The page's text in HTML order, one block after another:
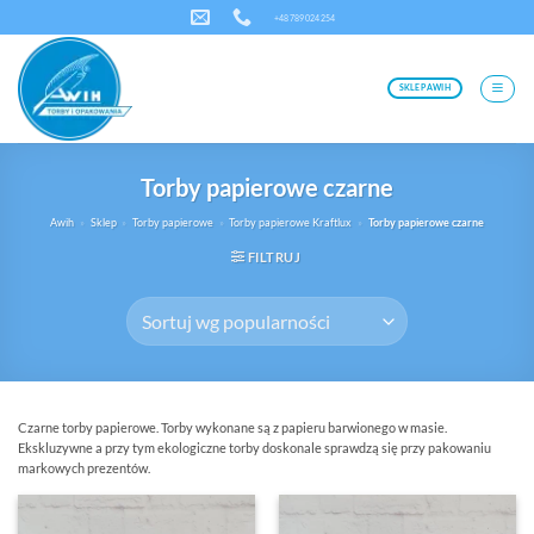
zawartości
+48 789 024 254
SKLEP AWIH
Torby papierowe czarne
Awih » Sklep » Torby papierowe » Torby papierowe Kraftlux » Torby papierowe czarne
FILTRUJ
Czarne torby papierowe. Torby wykonane są z papieru barwionego w masie.
Ekskluzywne a przy tym ekologiczne torby doskonale sprawdzą się przy pakowaniu
markowych prezentów.